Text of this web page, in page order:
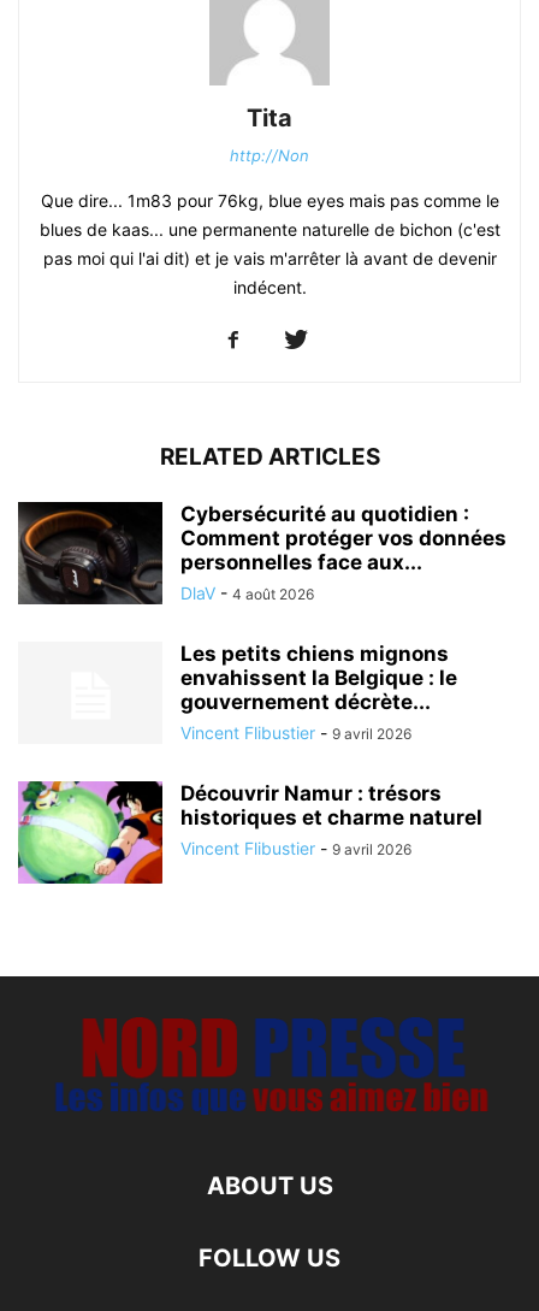
Tita
http://Non
Que dire... 1m83 pour 76kg, blue eyes mais pas comme le
blues de kaas... une permanente naturelle de bichon (c'est
pas moi qui l'ai dit) et je vais m'arrêter là avant de devenir
indécent.
RELATED ARTICLES
Cybersécurité au quotidien :
Comment protéger vos données
personnelles face aux...
DlaV - 4 août 2026
Les petits chiens mignons
envahissent la Belgique : le
gouvernement décrète...
Vincent Flibustier - 9 avril 2026
Découvrir Namur : trésors
historiques et charme naturel
Vincent Flibustier - 9 avril 2026
ABOUT US
FOLLOW US